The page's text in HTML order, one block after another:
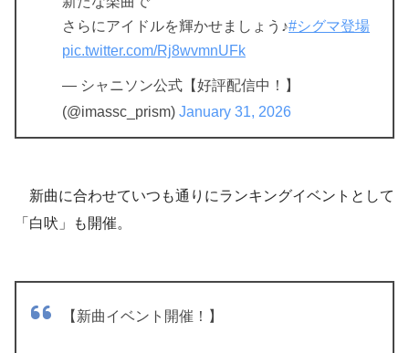
さらにアイドルを輝かせましょう♪#シグマ登場
pic.twitter.com/Rj8wvmnUFk
— シャニソン公式【好評配信中！】
(@imassc_prism) January 31, 2026
新曲に合わせていつも通りにランキングイベントとして
「白吠」も開催。
【新曲イベント開催！】